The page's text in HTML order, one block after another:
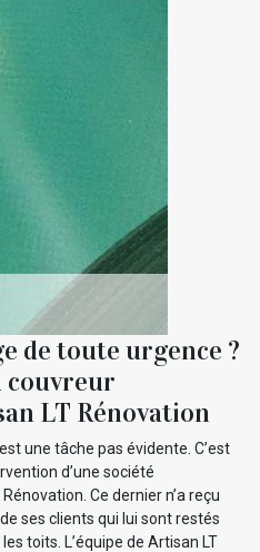
de toute urgence ?
couvreur
LT Rénovation
une tâche pas évidente. C’est
d’une société
Ce dernier n’a reçu
ses clients qui lui sont restés
toits. L’équipe de Artisan LT